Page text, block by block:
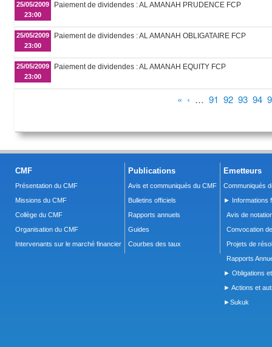
25/05/2009
23:00
Paiement de dividendes : AL AMANAH PRUDENCE FCP
25/05/2009
23:00
Paiement de dividendes : AL AMANAH OBLIGATAIRE FCP
25/05/2009
23:00
Paiement de dividendes : AL AMANAH EQUITY FCP
« ‹ … 91 92 93 94
CMF
Présentation du CMF
Missions du CMF
Collège du CMF
Organisation du CMF
Intervenants sur le marché financier
Publications
Avis et communiqués du CMF
Bulletins officiels
Rapports annuels
Guides
Courbes des taux
Emetteurs
Communiqués
► Informations
Avis de
Convocation
Projets de
Rapports
► Obligations
► Actions et
►Sukuk